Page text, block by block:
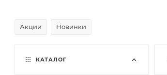
Акции Новинки
КАТАЛОГ